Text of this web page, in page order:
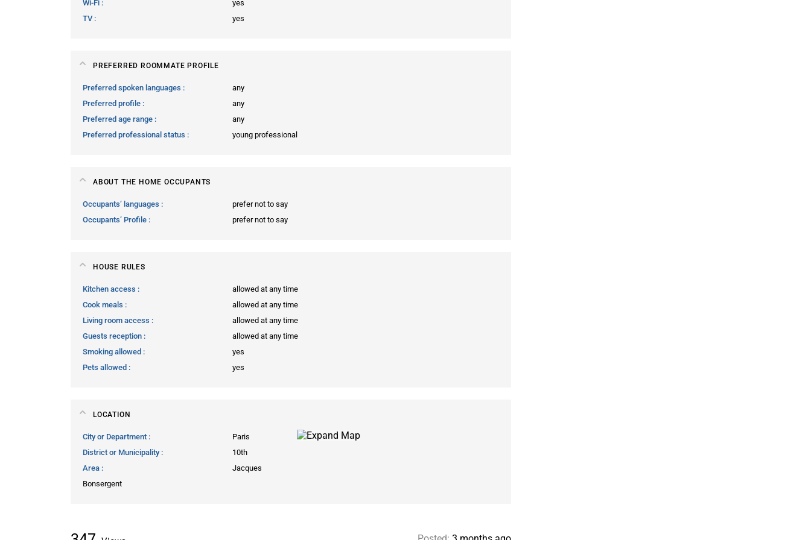
Wi-Fi
yes
TV
yes
PREFERRED ROOMMATE PROFILE
Preferred spoken languages
any
Preferred profile
any
Preferred age range
any
Preferred professional status
young professional
ABOUT THE HOME OCCUPANTS
Occupants’ languages
prefer not to say
Occupants’ Profile
prefer not to say
HOUSE RULES
Kitchen access
allowed at any time
Cook meals
allowed at any time
Living room access
allowed at any time
Guests reception
allowed at any time
Smoking allowed
yes
Pets allowed
yes
LOCATION
City or Department
Paris
District or Municipality
10th
Area
Jacques
Bonsergent